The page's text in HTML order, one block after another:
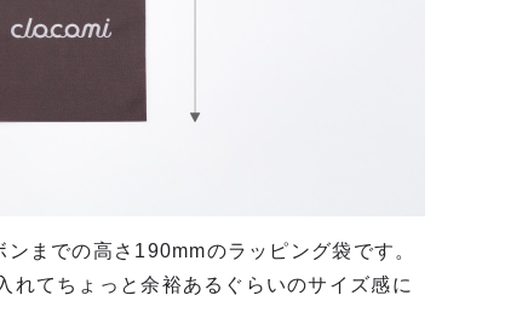
までの高さ190mmのラッピング袋です。
れてちょっと余裕あるぐらいのサイズ感に